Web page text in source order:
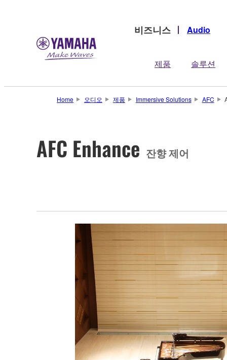
비즈니스 Audio
제품 솔루션
Home 오디오 제품 Immersive Solutions AFC
AFC Enhance 잔향 제어